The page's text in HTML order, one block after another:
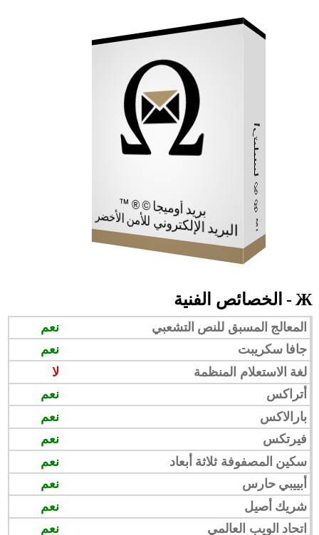
أرتيليسا © ® ™ بريد أوميجا © ® ™
البريد الإلكتروني للأمن الأخضر
Ж - الخصائص الفنية
المعالج المسبق للنص التشعبي
نعم
جافا سكريبت
نعم
لغة الاستعلام المنظمة
لا
أتراكس
نعم
بارالاكس
نعم
فيرتكس
نعم
سكين المصفوفة ثلاثة أبعاد
نعم
أبييبي حارس
نعم
شريك أصيل
نعم
اتحاد الويب العالمي
نعم